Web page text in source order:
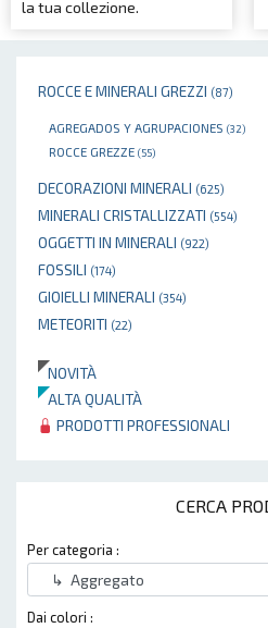
ROCCE E MINERALI GREZZI (87)
AGREGADOS Y AGRUPACIONES (32)
ROCCE GREZZE (55)
DECORAZIONI MINERALI (625)
MINERALI CRISTALLIZZATI (554)
OGGETTI IN MINERALI (922)
FOSSILI (174)
GIOIELLI MINERALI (354)
METEORITI (22)
NOVITÀ
ALTA QUALITÀ
PRODOTTI PROFESSIONALI
CERCA
Per categoria :
Dai colori :
la tua collezione.